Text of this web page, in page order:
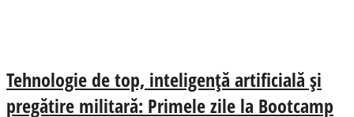
Tehnologie de top, inteligență artificială și
pregătire militară: Primele zile la Bootcamp